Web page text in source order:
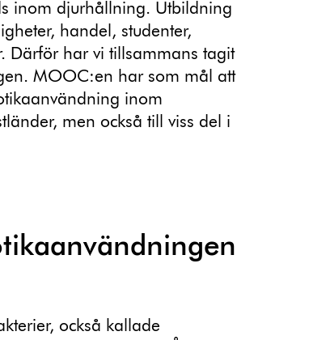
inom djurhållning. Utbildning
handel, studenter,
Därför har vi tillsammans tagit
MOOC:en har som mål att
inom
men också till viss del i
också kallade